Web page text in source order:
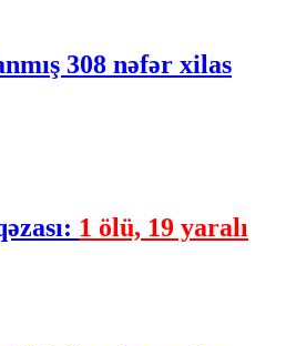
308 nəfər xilas
1 ölü, 19 yaralı